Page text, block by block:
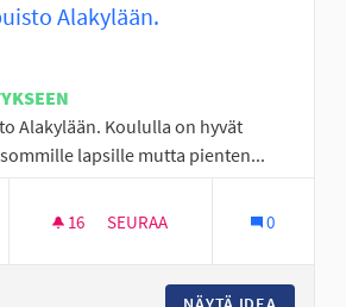
Alakylään.
Alakylään. Koululla on hyvät
lapsille mutta pienten...
16 16 SEURAAJAA
SEURAA 0